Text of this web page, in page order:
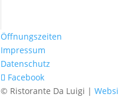
Öffnungszeiten
Impressum
Datenschutz
Facebook
© Ristorante Da Luigi |